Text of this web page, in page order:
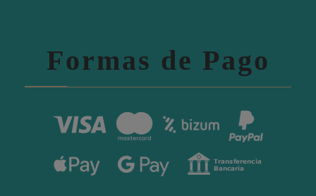
Formas de Pago